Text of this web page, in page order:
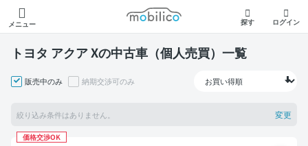
メニュー
モビリコ
探す ログイン
トヨタ アクア Xの中古車（個人売買）一覧
販売中のみ 納期交渉可のみ
絞り込み条件はありません。 変更
価格交渉OK